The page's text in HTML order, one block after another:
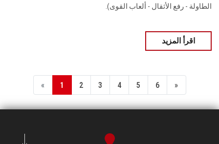
الطاولة - رفع الأثقال - ألعاب القوى).
اقرأ المزيد
« 1 2 3 4 5 6 »